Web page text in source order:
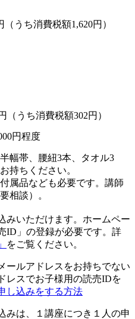
（うち消費税額1,620円）
（うち消費税額302円）
円程度
幅帯、腰紐3本、タオル3
持ちください。
属品なども必要です。講師
相談）。
みいただけます。ホームペー
ID」の登録が必要です。詳
をご覧ください。
ールアドレスをお持ちでない
レスでお子様用の読売IDを
し込みをする方法
は、１講座につき１人の申